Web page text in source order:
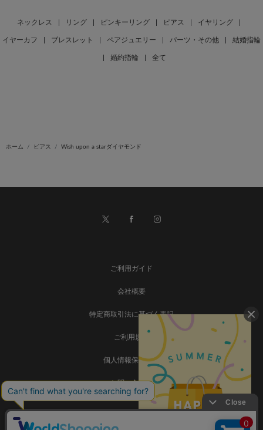
ネックレス リング ピンキーリング ピアス イヤリング
イヤーカフ ブレスレット ペアジュエリー パーツ・その他 結婚指輪
婚約指輪 全て
ホーム ピアス Wish upon a starダイヤモンド
ご利用ガイド
会社概要
特定商取引法に基づく表記
ご利用規約
個人情報保護方針
お問い合わせ
事業再構築